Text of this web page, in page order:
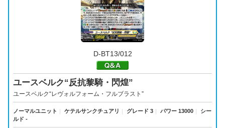
D-BT13/012
ユースベルク“反抗黎騎・閃煌”
ユースベルク“レヴォルフォーム・フルブラスト”
ノーマルユニット ｜ ケテルサンクチュアリ ｜ グレード 3 ｜ パワー 13000 ｜
シー
ルド -